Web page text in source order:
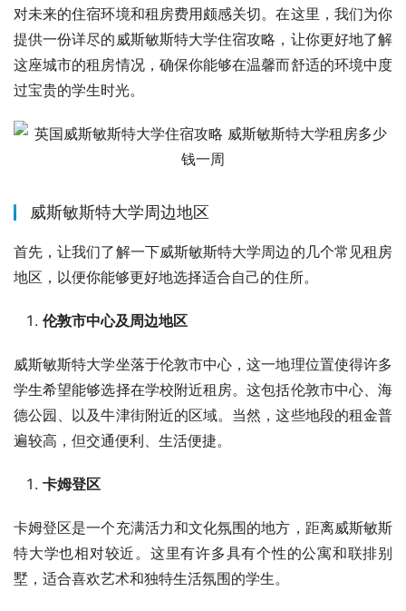
对未来的住宿环境和租房费用颇感关切。在这里，我们为你
提供一份详尽的威斯敏斯特大学住宿攻略，让你更好地了解
这座城市的租房情况，确保你能够在温馨而舒适的环境中度
过宝贵的学生时光。
威斯敏斯特大学周边地区
首先，让我们了解一下威斯敏斯特大学周边的几个常见租房
地区，以便你能够更好地选择适合自己的住所。
伦敦市中心及周边地区
威斯敏斯特大学坐落于伦敦市中心，这一地理位置使得许多
学生希望能够选择在学校附近租房。这包括伦敦市中心、海
德公园、以及牛津街附近的区域。当然，这些地段的租金普
遍较高，但交通便利、生活便捷。
卡姆登区
卡姆登区是一个充满活力和文化氛围的地方，距离威斯敏斯
特大学也相对较近。这里有许多具有个性的公寓和联排别
墅，适合喜欢艺术和独特生活氛围的学生。